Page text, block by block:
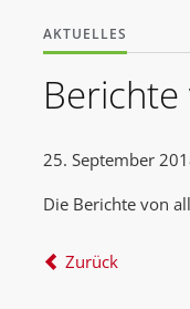
AKTUELLES
Berichte
25. September
Die Berichte von
Zurück